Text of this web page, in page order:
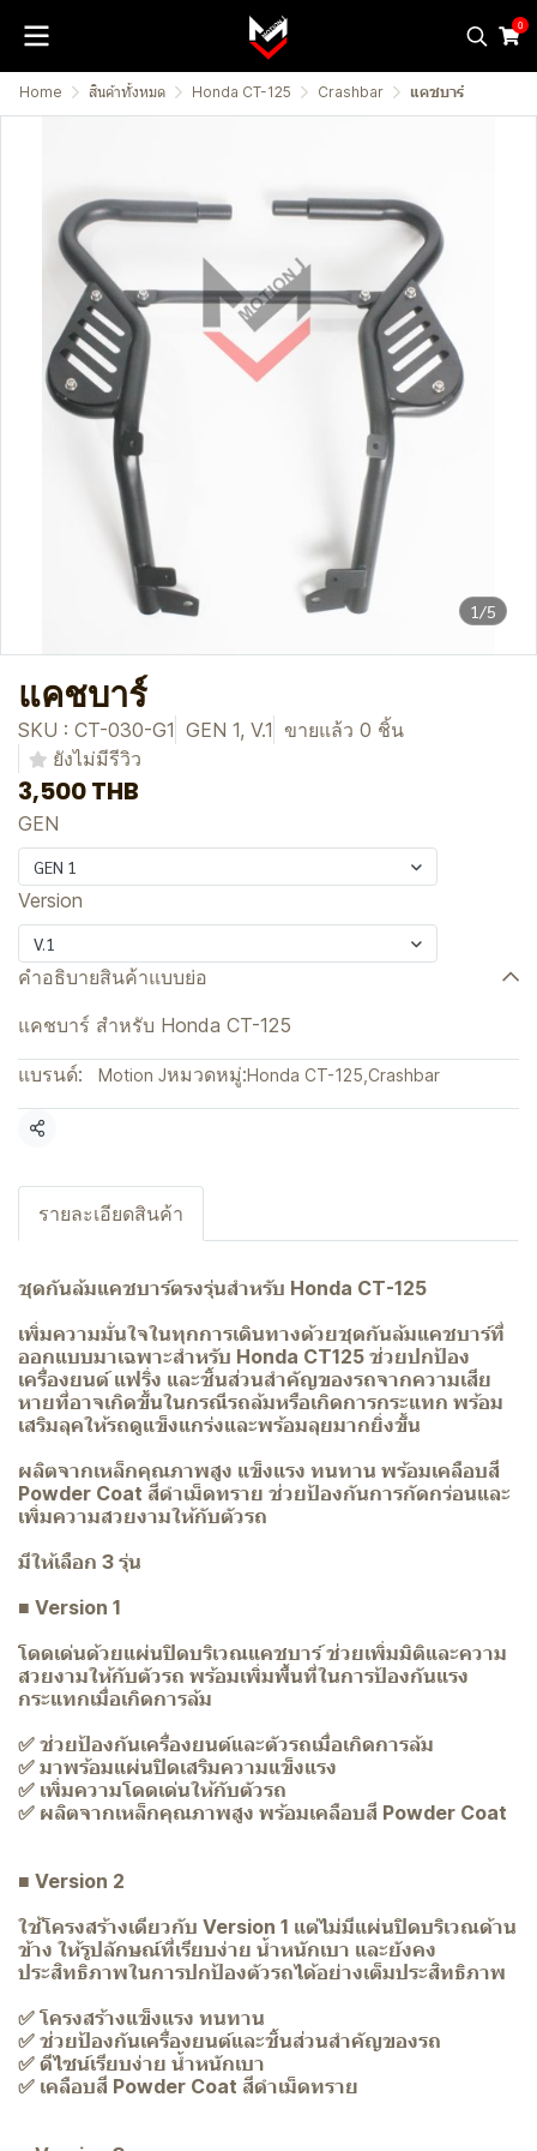
0
Home สินค้าทั้งหมด Honda CT-125 Crashbar แคชบาร์
1/5
แคชบาร์
SKU : CT-030-G1 GEN 1, V.1 ขายแล้ว 0 ชิ้น
ยังไม่มีรีวิว
3,500 THB
GEN
GEN 1
Version
V.1
คำอธิบายสินค้าแบบย่อ
แคชบาร์ สำหรับ Honda CT-125
แบรนด์: Motion Jหมวดหมู่:Honda CT-125 Crashbar
แชร์
รายละเอียดสินค้า
ชุดกันล้มแคชบาร์ตรงรุ่นสำหรับ Honda CT-125
เพิ่มความมั่นใจในทุกการเดินทางด้วยชุดกันล้มแคชบาร์ที่
ออกแบบมาเฉพาะสำหรับ Honda CT125 ช่วยปกป้อง
เครื่องยนต์ แฟริ่ง และชิ้นส่วนสำคัญของรถจากความเสีย
หายที่อาจเกิดขึ้นในกรณีรถล้มหรือเกิดการกระแทก พร้อม
เสริมลุคให้รถดูแข็งแกร่งและพร้อมลุยมากยิ่งขึ้น
ผลิตจากเหล็กคุณภาพสูง แข็งแรง ทนทาน พร้อมเคลือบสี
Powder Coat สีดำเม็ดทราย ช่วยป้องกันการกัดกร่อนและ
เพิ่มความสวยงามให้กับตัวรถ
มีให้เลือก 3 รุ่น
■ Version 1
โดดเด่นด้วยแผ่นปิดบริเวณแคชบาร์ ช่วยเพิ่มมิติและความ
สวยงามให้กับตัวรถ พร้อมเพิ่มพื้นที่ในการป้องกันแรง
กระแทกเมื่อเกิดการล้ม
✅ ช่วยป้องกันเครื่องยนต์และตัวรถเมื่อเกิดการล้ม
✅ มาพร้อมแผ่นปิดเสริมความแข็งแรง
✅ เพิ่มความโดดเด่นให้กับตัวรถ
✅ ผลิตจากเหล็กคุณภาพสูง พร้อมเคลือบสี Powder Coat
■ Version 2
ใช้โครงสร้างเดียวกับ Version 1 แต่ไม่มีแผ่นปิดบริเวณด้าน
ข้าง ให้รูปลักษณ์ที่เรียบง่าย น้ำหนักเบา และยังคง
ประสิทธิภาพในการปกป้องตัวรถได้อย่างเต็มประสิทธิภาพ
✅ โครงสร้างแข็งแรง ทนทาน
✅ ช่วยป้องกันเครื่องยนต์และชิ้นส่วนสำคัญของรถ
✅ ดีไซน์เรียบง่าย น้ำหนักเบา
✅ เคลือบสี Powder Coat สีดำเม็ดทราย